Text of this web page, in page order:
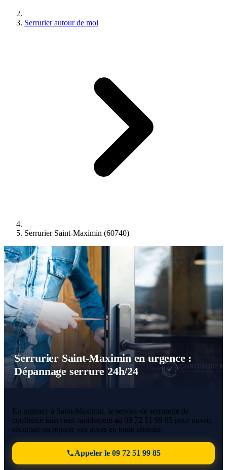
Serrurier autour de moi
Serrurier Saint-Maximin (60740)
Serrurier Saint-Maximin en urgence :
Dépannage serrure 24h/24
En urgence à Saint-Maximin, le service de serrurerie de
confiance intervient rapidement au 09 72 51 99 85 pour ouvrir,
sécuriser ou réparer vos accès en toute sérénité.
Appeler le 09 72 51 99 85